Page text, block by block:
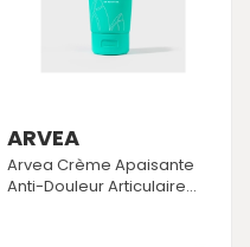
ARVEA
Arvea Crème Apaisante
Anti-Douleur Articulaire...